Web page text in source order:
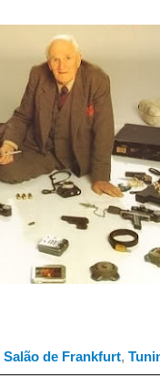
Salão de Frankfurt,